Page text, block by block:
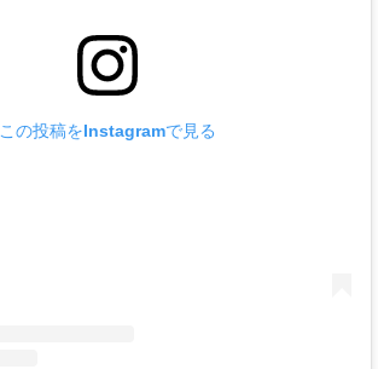
この投稿をInstagramで見る